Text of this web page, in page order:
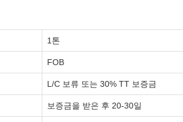
1톤
FOB
L/C 보류 또는 30% TT 보증금
보증금을 받은 후 20-30일